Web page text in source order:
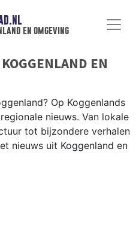
en omgeving
EN
Op Koggenlands
nieuws. Van lokale
tot bijzondere verhalen
nieuws uit Koggenland en